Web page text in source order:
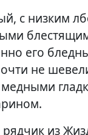
с низким
его
не
из